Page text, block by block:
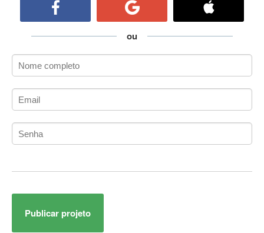
ActiveX Data Objects (ADO)
Ada
Adianti Framework
ADK
Administração
Administração de Artistas e Repertórios
Administração de Redes
Administração PostgreSQL
ADO.NET Entity Framework
ou
Publicar projeto